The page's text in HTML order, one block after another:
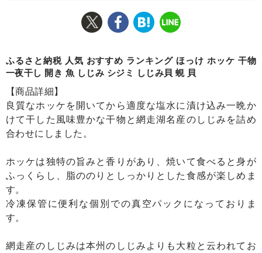
ふるさと納税 人気 おすすめ ランキング ほっけ ホッケ 干物
一夜干し 開き 魚 しじみ シジミ しじみ貝 蜆 貝
【商品詳細】
良質なホッケを開いてから適度な塩水に漬け込み一晩か
けて干した風味豊かな干物と網走湖名産のしじみを詰め
合わせにしました。
ホッケは独特の旨みと香りがあり、焼いて食べると身が
ふっくらし、脂ののりとしっかりとした食感が楽しめま
す。
冷凍保管に便利な個別での真空パックになっておりま
す。
網走産のしじみは本州のしじみよりも大粒と云われてお